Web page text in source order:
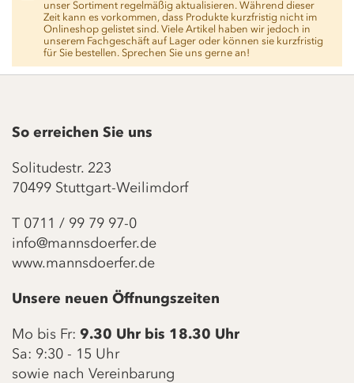
unser Sortiment regelmäßig aktualisieren. Während dieser
Zeit kann es vorkommen, dass Produkte kurzfristig nicht im
Onlineshop gelistet sind. Viele Artikel haben wir jedoch in
unserem Fachgeschäft auf Lager oder können sie kurzfristig
für Sie bestellen. Sprechen Sie uns gerne an!
So erreichen Sie uns
Solitudestr. 223
70499 Stuttgart-Weilimdorf
T 0711 / 99 79 97-0
info@mannsdoerfer.de
www.mannsdoerfer.de
Unsere neuen Öffnungszeiten
Mo bis Fr: 9.30 Uhr bis 18.30 Uhr
Sa: 9:30 - 15 Uhr
sowie nach Vereinbarung